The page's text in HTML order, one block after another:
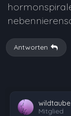
Antworten
wildtaube
Mitglied